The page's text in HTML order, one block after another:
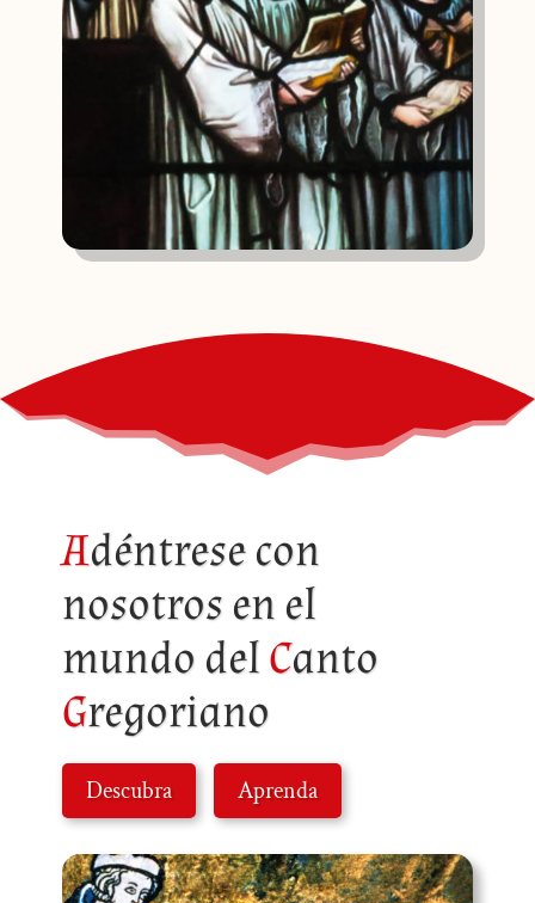
Adéntrese con
nosotros en el
mundo delCanto
Gregoriano
Descubra Aprenda